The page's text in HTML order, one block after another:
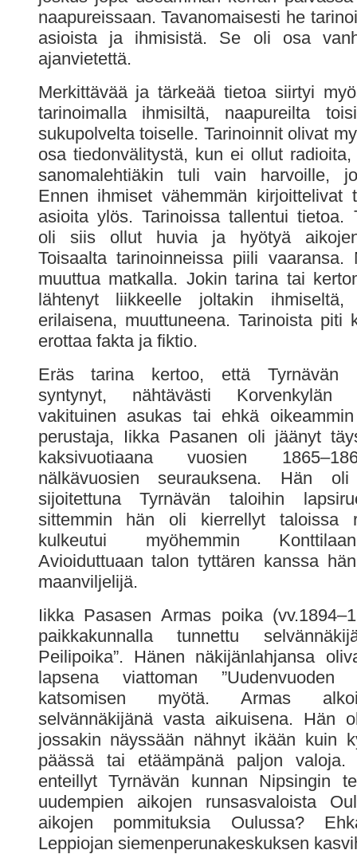
naapureissaan. Tavanomaisesti he
asioista ja ihmisistä. Se oli osa
ajanvietettä.
Merkittävää ja tärkeää tietoa siirtyi
tarinoimalla ihmisiltä, naapureilta
sukupolvelta toiselle. Tarinoinnit olivat
osa tiedonvälitystä, kun ei ollut
sanomalehtiäkin tuli vain harvoille,
Ennen ihmiset vähemmän kirjoittelivat
asioita ylös. Tarinoissa tallentui tietoa.
oli siis ollut huvia ja hyötyä
Toisaalta tarinoinneissa piili vaaransa.
muuttua matkalla. Jokin tarina tai
lähtenyt liikkeelle joltakin
erilaisena, muuttuneena. Tarinoista piti
erottaa fakta ja fiktio.
Eräs tarina kertoo, että Tyrnävän
syntynyt, nähtävästi Korvenkylän
vakituinen asukas tai ehkä
perustaja, Iikka Pasanen oli jäänyt
kaksivuotiaana vuosien
nälkävuosien seurauksena. Hän
sijoitettuna Tyrnävän taloihin
sittemmin hän oli kierrellyt taloissa
kulkeutui myöhemmin
Avioiduttuaan talon tyttären kanssa
maanviljelijä.
Iikka Pasasen Armas poika
paikkakunnalla tunnettu
Peilipoika”. Hänen näkijänlahjansa
lapsena viattoman ”Uudenvuoden
katsomisen myötä. Armas
selvännäkijänä vasta aikuisena. Hän
jossakin näyssään nähnyt ikään kuin
päässä tai etäämpänä paljon valoja.
enteillyt Tyrnävän kunnan Nipsingin
uudempien aikojen runsasvaloista
aikojen pommituksia Oulussa?
Leppiojan siemenperunakeskuksen